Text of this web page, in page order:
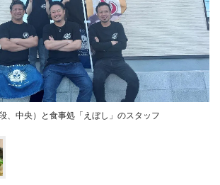
、中央）と食事処「えぼし」のスタッフ